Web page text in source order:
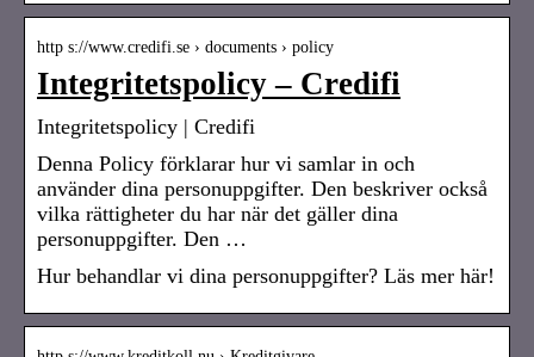
http s://www.credifi.se › documents › policy
Integritetspolicy – Credifi
Integritetspolicy | Credifi
Denna Policy förklarar hur vi samlar in och
använder dina personuppgifter. Den beskriver också
vilka rättigheter du har när det gäller dina
personuppgifter. Den …
Hur behandlar vi dina personuppgifter? Läs mer här!